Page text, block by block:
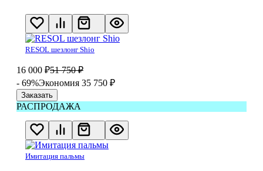
RESOL шезлонг Shio
16 000 ₽51 750 ₽
- 69%Экономия 35 750 ₽
Заказать
РАСПРОДАЖА
Имитация пальмы